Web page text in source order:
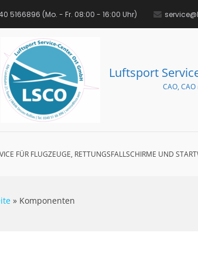
5166896‬ (Mo. - Fr. 08:00 - 16:00 Uhr)
Luftsport
CAO,
FÜR FLUGZEUGE, RETTUNGSFALLSCHIRME UND
» Komponenten